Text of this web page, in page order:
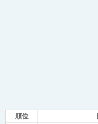
順位